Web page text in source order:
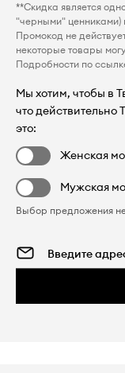
**Скидка является
"черными" ценниками)
Промокод не
некоторые товары
Подробности по
Мы хотим, чтобы в
что действительно
это:
Женская
Мужская
Выбор предложения